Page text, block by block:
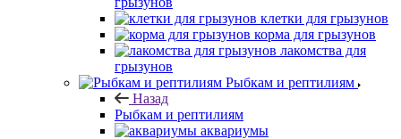
клетки для грызунов
корма для грызунов
лакомства для
грызунов
Рыбкам и рептилиям
Назад
Рыбкам и рептилиям
аквариумы